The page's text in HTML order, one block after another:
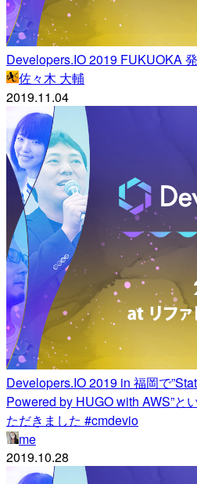
Developers.IO 2019 FUKUOKA
佐々木 大輔
2019.11.04
Developers.IO 2019 in 福岡で
Powered by HUGO with AWS”と
ただきました #cmdevio
me
2019.10.28